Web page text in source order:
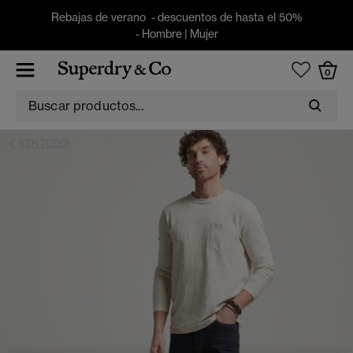
Rebajas de verano - descuentos de hasta el 50%
- Hombre| Mujer
0